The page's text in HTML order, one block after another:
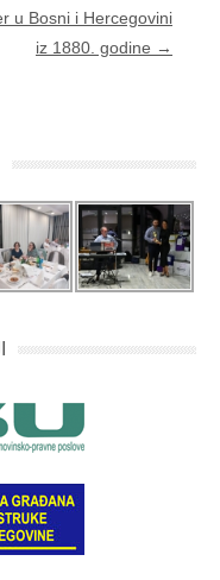
u Bosni i Hercegovini
iz 1880. godine →